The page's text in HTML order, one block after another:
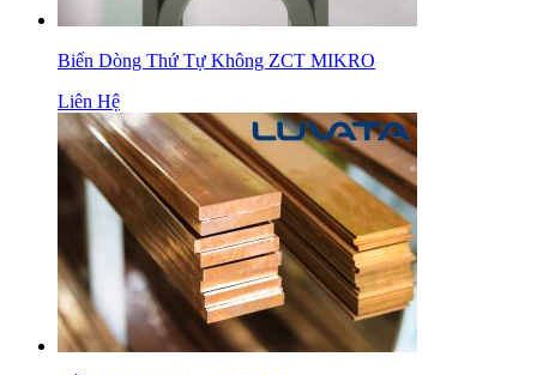
Biến Dòng Thứ Tự Không ZCT MIKRO
Liên Hệ